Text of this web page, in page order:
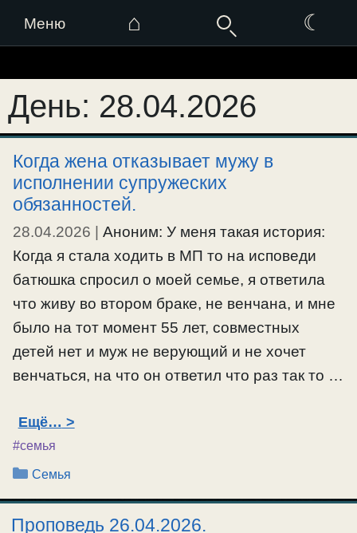
Меню ⌂ ☾
к
содержимому
День: 28.04.2026
Когда жена отказывает мужу в
исполнении супружеских
обязанностей.
28.04.2026 | Аноним: У меня такая история:
Когда я стала ходить в МП то на исповеди
батюшка спросил о моей семье, я ответила
что живу во втором браке, не венчана, и мне
было на тот момент 55 лет, совместных
детей нет и муж не верующий и не хочет
венчаться, на что он ответил что раз так то …
Ещё…
#семья
Рубрики
Семья
Проповедь 26.04.2026.